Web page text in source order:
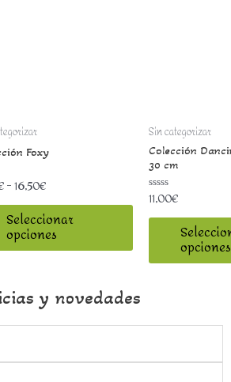
Foxy
–16,50€
Seleccionar
opciones
Sin categorizar
Colección
30 cm
Valorado
con
0
11,00€
opciones
y novedades